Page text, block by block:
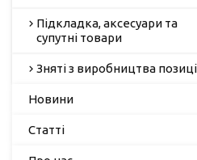
Підкладка, аксесуари та
супутні товари
Зняті з виробництва
Новини
Статті